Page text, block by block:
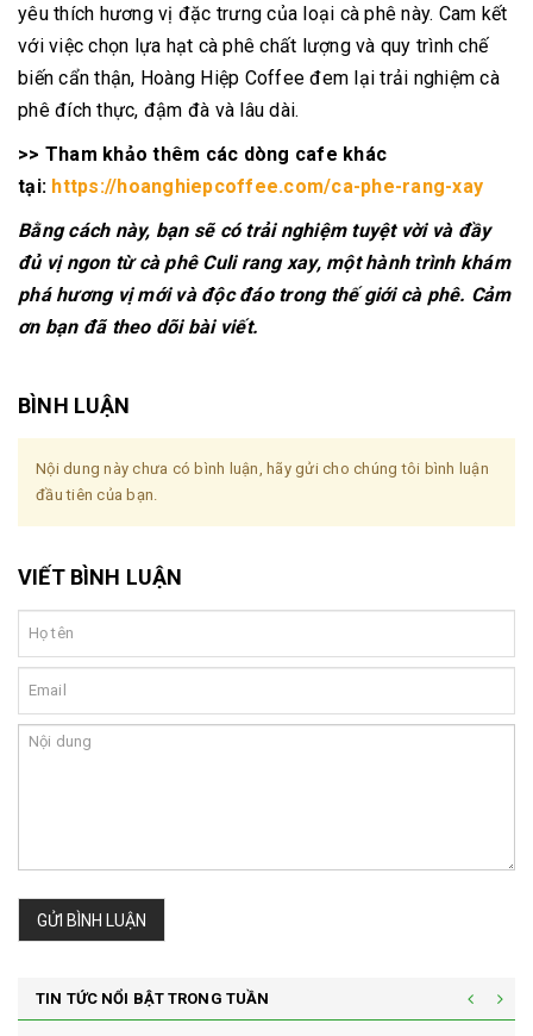
yêu thích hương vị đặc trưng của loại cà phê này. Cam kết
với việc chọn lựa hạt cà phê chất lượng và quy trình chế
biến cẩn thận, Hoàng Hiệp Coffee đem lại trải nghiệm cà
phê đích thực, đậm đà và lâu dài.
>> Tham khảo thêm các dòng cafe khác
tại: https://hoanghiepcoffee.com/ca-phe-rang-xay
Bằng cách này, bạn sẽ có trải nghiệm tuyệt vời và đầy
đủ vị ngon từ cà phê Culi rang xay, một hành trình khám
phá hương vị mới và độc đáo trong thế giới cà phê. Cảm
ơn bạn đã theo dõi bài viết.
BÌNH LUẬN
Nội dung này chưa có bình luận, hãy gửi cho chúng tôi bình luận
đầu tiên của bạn.
VIẾT BÌNH LUẬN
GỬI BÌNH LUẬN
TIN TỨC NỔI BẬT TRONG TUẦN